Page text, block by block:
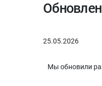
25.05.2026
Мы обновили